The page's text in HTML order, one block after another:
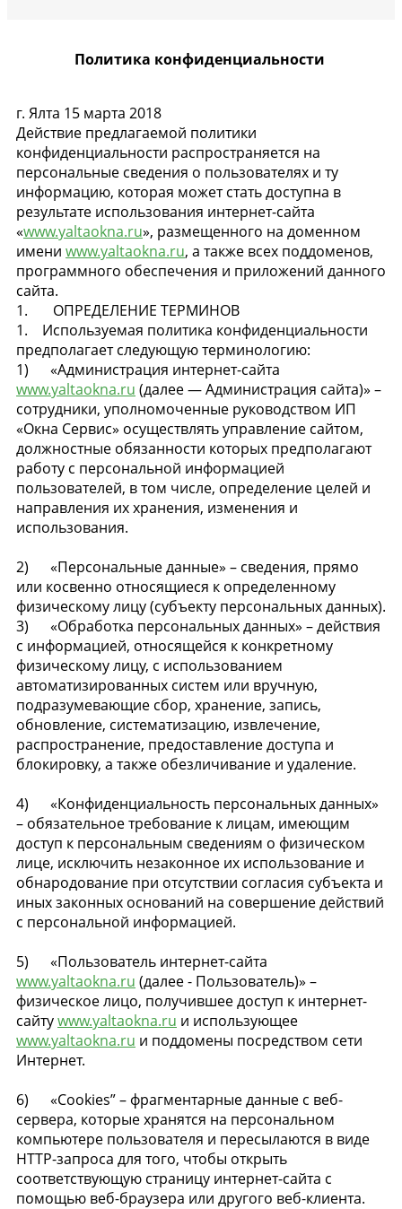
Политика конфиденциальности
г. Ялта 15 марта 2018
Действие предлагаемой политики
конфиденциальности распространяется на
персональные сведения о пользователях и ту
информацию, которая может стать доступна в
результате использования интернет-сайта
«www.yaltaokna.ru», размещенного на доменном
имени www.yaltaokna.ru, а также всех поддоменов,
программного обеспечения и приложений данного
сайта.
1. ОПРЕДЕЛЕНИЕ ТЕРМИНОВ
1. Используемая политика конфиденциальности
предполагает следующую терминологию:
1) «Администрация интернет-сайта
www.yaltaokna.ru (далее — Администрация сайта)» –
сотрудники, уполномоченные руководством ИП
«Окна Сервис» осуществлять управление сайтом,
должностные обязанности которых предполагают
работу с персональной информацией
пользователей, в том числе, определение целей и
направления их хранения, изменения и
использования.
2) «Персональные данные» – сведения, прямо
или косвенно относящиеся к определенному
физическому лицу (субъекту персональных данных).
3) «Обработка персональных данных» – действия
с информацией, относящейся к конкретному
физическому лицу, с использованием
автоматизированных систем или вручную,
подразумевающие сбор, хранение, запись,
обновление, систематизацию, извлечение,
распространение, предоставление доступа и
блокировку, а также обезличивание и удаление.
4) «Конфиденциальность персональных данных»
– обязательное требование к лицам, имеющим
доступ к персональным сведениям о физическом
лице, исключить незаконное их использование и
обнародование при отсутствии согласия субъекта и
иных законных оснований на совершение действий
с персональной информацией.
5) «Пользователь интернет-сайта
www.yaltaokna.ru (далее - Пользователь)» –
физическое лицо, получившее доступ к интернет-
сайтуwww.yaltaokna.ru и использующее
www.yaltaokna.ru и поддомены посредством сети
Интернет.
6) «Cookies” – фрагментарные данные с веб-
сервера, которые хранятся на персональном
компьютере пользователя и пересылаются в виде
HTTP-запроса для того, чтобы открыть
соответствующую страницу интернет-сайта с
помощью веб-браузера или другого веб-клиента.